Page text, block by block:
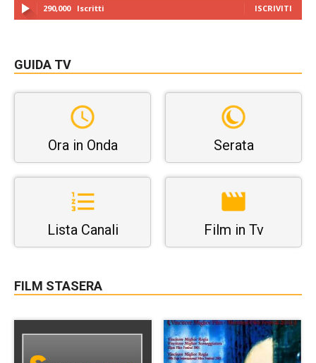
290,000 Iscritti ISCRIVITI
GUIDA TV
Ora in Onda Serata
Lista Canali Film in Tv
FILM STASERA